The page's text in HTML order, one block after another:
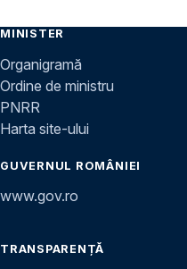
MINISTER
Organigramă
Ordine de ministru
PNRR
Harta site-ului
GUVERNUL ROMÂNIEI
www.gov.ro
TRANSPARENȚĂ